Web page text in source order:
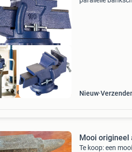
levering Nieuw
Mooi origineel
Te koop: een